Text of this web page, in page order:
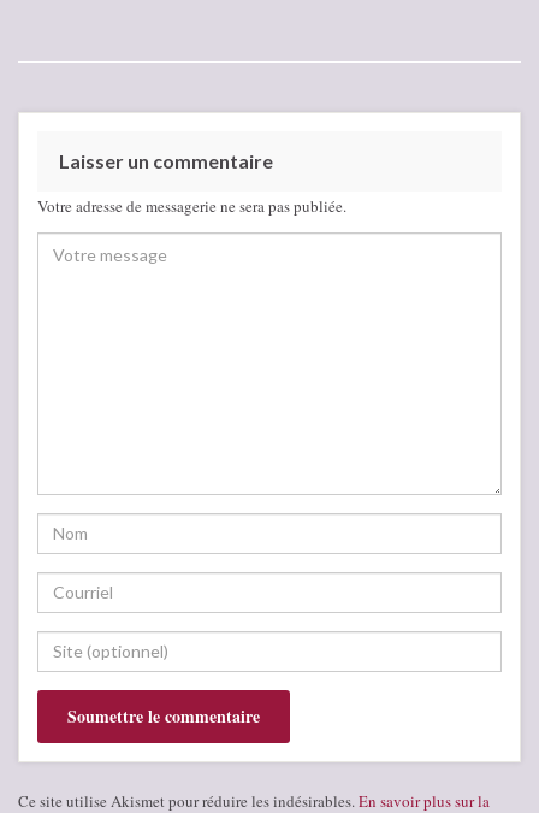
Laisser un commentaire
Votre adresse de messagerie ne sera pas publiée.
Ce site utilise Akismet pour réduire les indésirables. En savoir plus sur la